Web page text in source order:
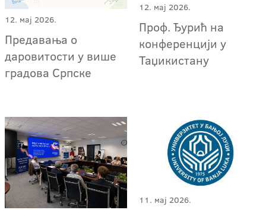
12. мај 2026.
Предавања о
даровитости у више
градова Српске
12. мај 2026.
Проф. Ђурић на
конференцији у
Таџикистану
11. мај 2026.